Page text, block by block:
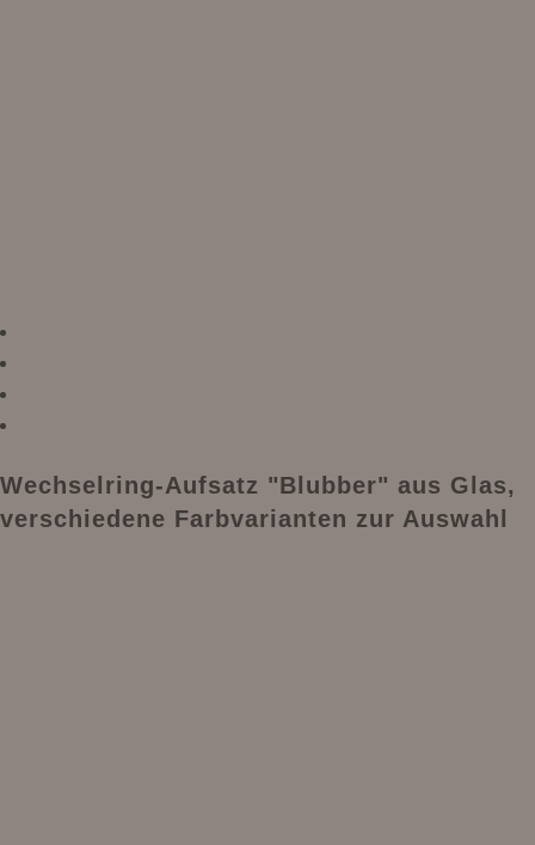
Wechselring-Aufsatz "Blubber" aus Glas,
verschiedene Farbvarianten zur Auswahl